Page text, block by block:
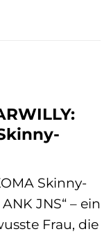
Skinny-
JNS“ – ein
Frau, die